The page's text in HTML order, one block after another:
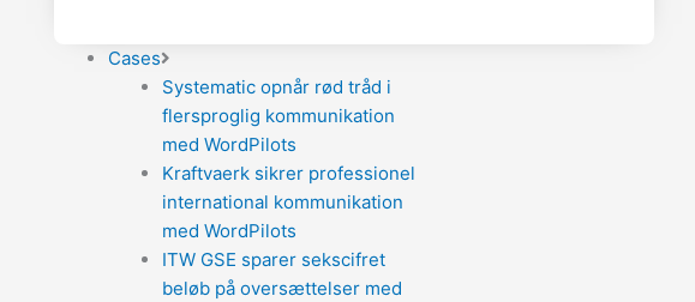
Cases
Systematic opnår rød tråd i
flersproglig kommunikation
med WordPilots
Kraftvaerk sikrer professionel
international kommunikation
med WordPilots
ITW GSE sparer sekscifret
beløb på oversættelser med